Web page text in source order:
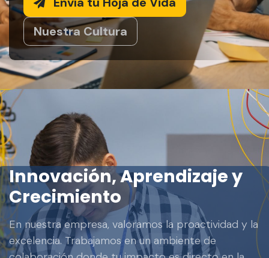
Nuestra Cultura
Innovación, Aprendizaje y
Crecimiento
En nuestra empresa, valoramos la proactividad y la
excelencia. Trabajamos en un ambiente de